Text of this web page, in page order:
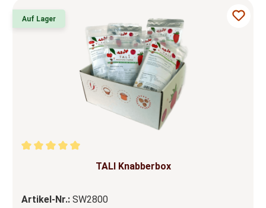
Auf Lager
Durchschnittliche Bewertung von 5 von 5 Sternen
TALI Knabberbox
Artikel-Nr.: SW2800